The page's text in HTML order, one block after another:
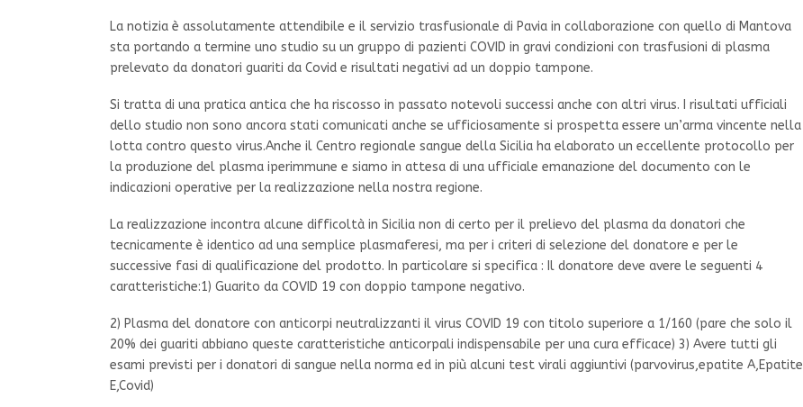
La notizia è assolutamente attendibile e il servizio trasfusionale di Pavia in collaborazione con quello di Mantova
sta portando a termine uno studio su un gruppo di pazienti COVID in gravi condizioni con trasfusioni di plasma
prelevato da donatori guariti da Covid e risultati negativi ad un doppio tampone.
Si tratta di una pratica antica che ha riscosso in passato notevoli successi anche con altri virus. I risultati ufficiali
dello studio non sono ancora stati comunicati anche se ufficiosamente si prospetta essere un’arma vincente nella
lotta contro questo virus.Anche il Centro regionale sangue della Sicilia ha elaborato un eccellente protocollo per
la produzione del plasma iperimmune e siamo in attesa di una ufficiale emanazione del documento con le
indicazioni operative per la realizzazione nella nostra regione.
La realizzazione incontra alcune difficoltà in Sicilia non di certo per il prelievo del plasma da donatori che
tecnicamente è identico ad una semplice plasmaferesi, ma per i criteri di selezione del donatore e per le
successive fasi di qualificazione del prodotto. In particolare si specifica : Il donatore deve avere le seguenti 4
caratteristiche:1) Guarito da COVID 19 con doppio tampone negativo.
2) Plasma del donatore con anticorpi neutralizzanti il virus COVID 19 con titolo superiore a 1/160 (pare che solo il
20% dei guariti abbiano queste caratteristiche anticorpali indispensabile per una cura efficace) 3) Avere tutti gli
esami previsti per i donatori di sangue nella norma ed in più alcuni test virali aggiuntivi (parvovirus,epatite A,Epatite
E,Covid)